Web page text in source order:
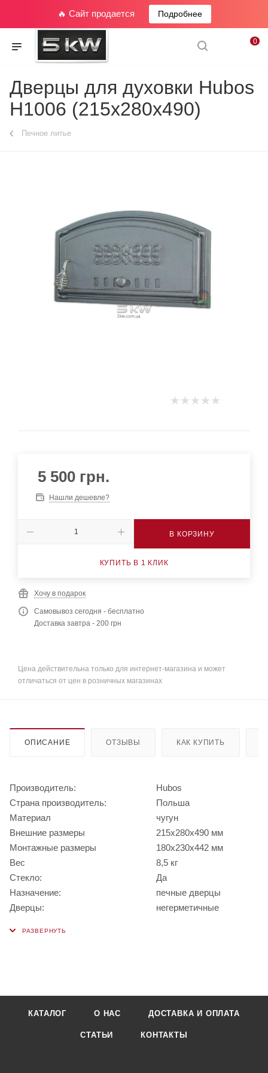
🔥 Сайт продается Подробнее
0
Дверцы для духовки Hubos
Н1006 (215х280х490)
Печное литье
5 500 грн.
Нашли дешевле?
В КОРЗИНУ
КУПИТЬ В 1 КЛИК
Хочу в подарок
Самовывоз сегодня - бесплатно
Доставка завтра - 200 грн
Цена действительна только для интернет-магазина и может
отличаться от цен в розничных магазинах
ОПИСАНИЕ ОТЗЫВЫ КАК КУПИТЬ
Производитель:
Hubos
Страна производитель:
Польша
Материал
чугун
Внешние размеры
215х280х490 мм
Монтажные размеры
180х230х442 мм
Вес
8,5 кг
Стекло:
Да
Назначение:
печные дверцы
Дверцы:
негерметичные
КАТАЛОГ О НАС ДОСТАВКА И ОПЛАТА
СТАТЬИ КОНТАКТЫ